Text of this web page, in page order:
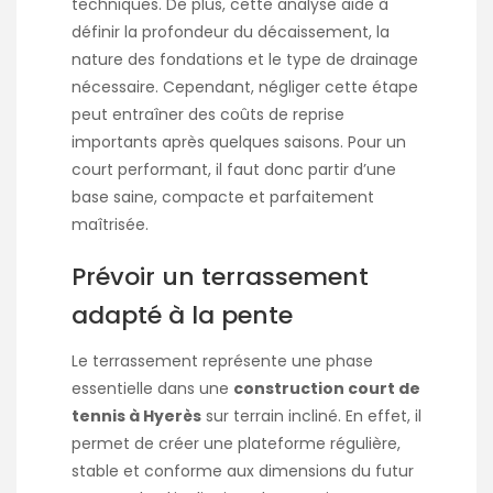
définir la profondeur du décaissement, la
nature des fondations et le type de drainage
nécessaire. Cependant, négliger cette étape
peut entraîner des coûts de reprise
importants après quelques saisons. Pour un
court performant, il faut donc partir d’une
base saine, compacte et parfaitement
maîtrisée.
Prévoir un terrassement
adapté à la pente
Le terrassement représente une phase
essentielle dans une construction court de
tennis à Hyerès sur terrain incliné. En effet, il
permet de créer une plateforme régulière,
stable et conforme aux dimensions du futur